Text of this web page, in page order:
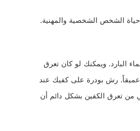
الشخص الشخصية والمهنية.
البارد. ويمكنك لو كان تعرق
رش بودرة على كفيك عند
من تعرق الكفين بشكل دائم أن